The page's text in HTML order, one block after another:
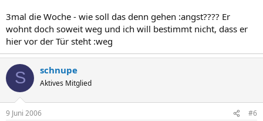
3mal die Woche - wie soll das denn gehen :angst???? Er
wohnt doch soweit weg und ich will bestimmt nicht, dass er
hier vor der Tür steht :weg
S schnupe
Aktives Mitglied
9 Juni 2006 #6